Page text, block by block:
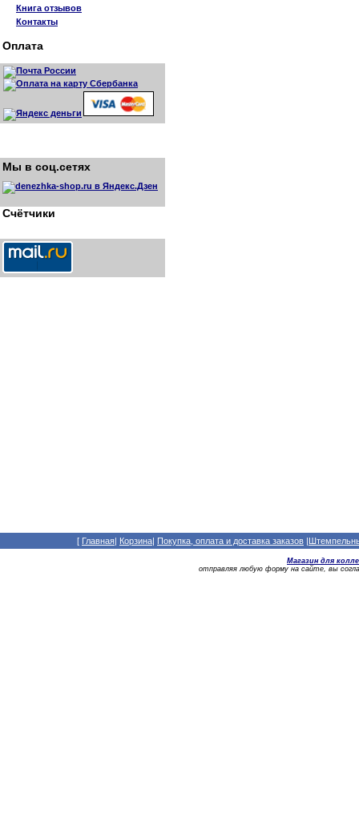
Книга отзывов
Контакты
Оплата
Мы в соц.сетях
Счётчики
[ Главная| Корзина| Покупка, оплата и доставка заказов |
Магазин для
отправляя любую форму на сайте, вы